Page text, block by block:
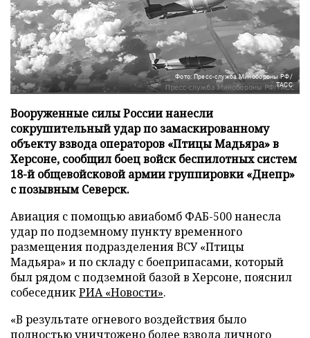
Фото: Пресс-служба Минобороны РФ/
ТАСС
Вооруженные силы России нанесли
сокрушительный удар по замаскированному
объекту взвода операторов «Птицы Мадьяра» в
Херсоне, сообщил боец войск беспилотных систем
18-й общевойсковой армии группировки «Днепр»
с позывным Северск.
Авиация с помощью авиабомб ФАБ-500 нанесла
удар по подземному пункту временного
размещения подразделения ВСУ «Птицы
Мадьяра» и по складу с боеприпасами, который
был рядом с подземной базой в Херсоне, пояснил
собеседникРИА «Новости».
«В результате огневого воздействия было
полностью уничтожено более взвода личного